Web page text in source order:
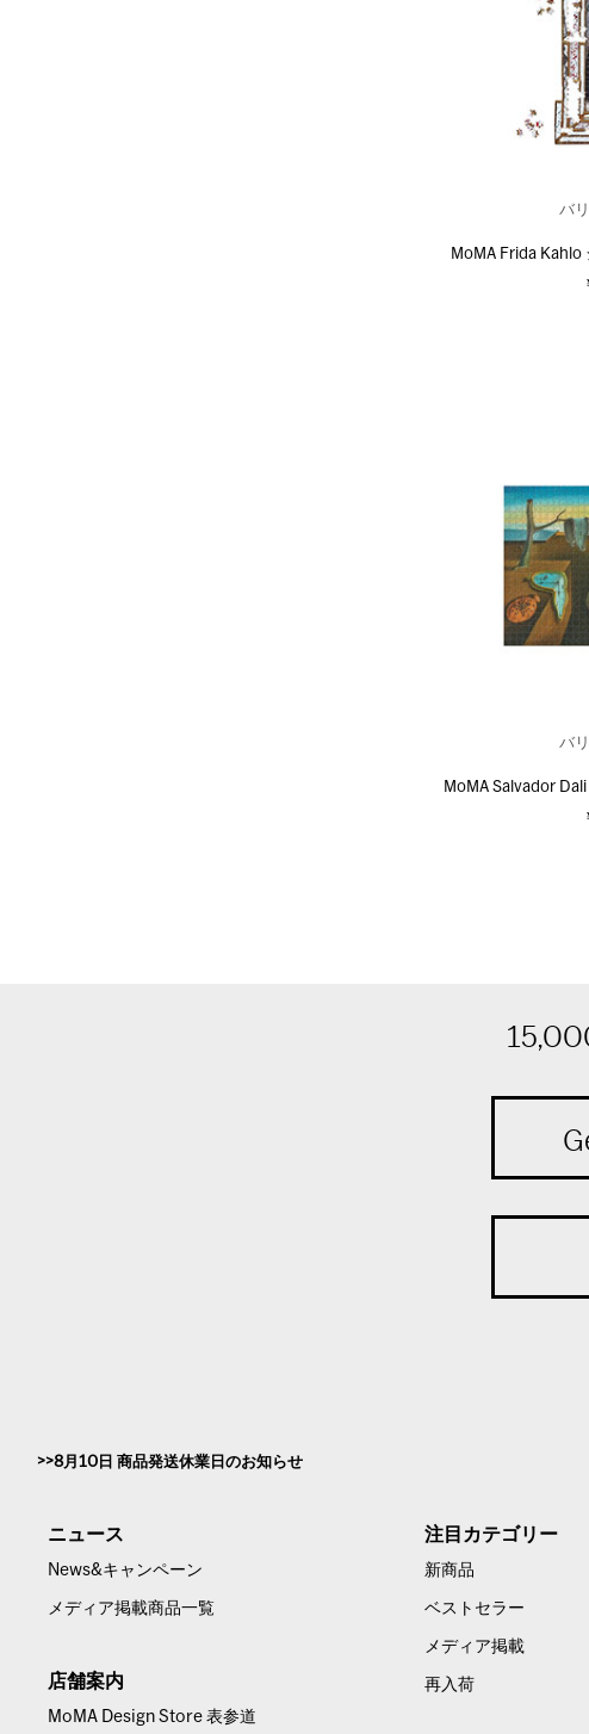
バ
MoMA Frida Kahlo
バ
MoMA Salvador
8月10日 商品発送休業日のお知らせ
ニュース
News&キャンペーン
メディア掲載商品一覧
店舗案内
MoMA Design Store 表参道
注目カテゴリー
新商品
ベストセラー
メディア掲載
再入荷